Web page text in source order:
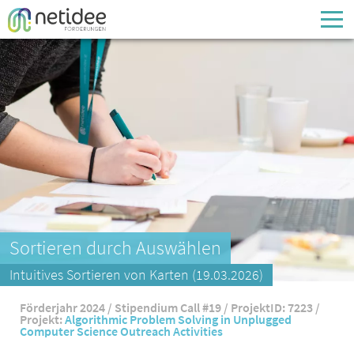
Enter your username or email address
Passwort
Passwort vergessen
Sortieren durch Auswählen
Intuitives Sortieren von Karten (19.03.2026)
Förderjahr 2024 / Stipendium Call #19 / ProjektID: 7223 /
Projekt:Algorithmic Problem Solving in Unplugged
Computer Science Outreach Activities